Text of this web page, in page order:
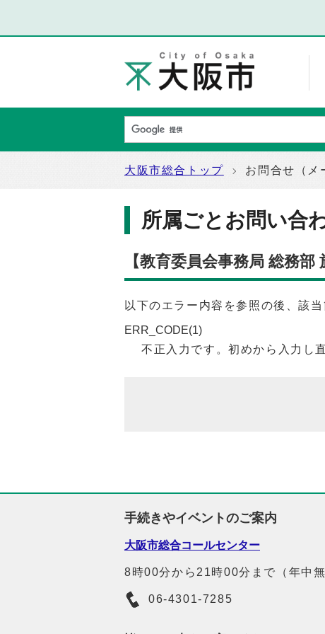
大阪市総合トップ お問合せ（メ
所属ごとお問い合
【教育委員会事務局 総務
以下のエラー内容を参照の後、該
ERR_CODE(1)
不正入力です。初めから入力し
手続きやイベントのご案内
大阪市総合コールセンター
8時00分から21時00分まで（年中無
06-4301-7285